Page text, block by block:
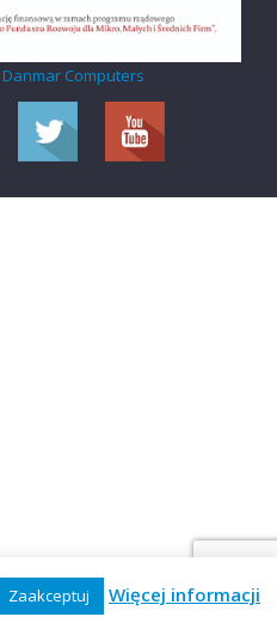
Danmar Computers
Zaakceptuj Więcej informacji